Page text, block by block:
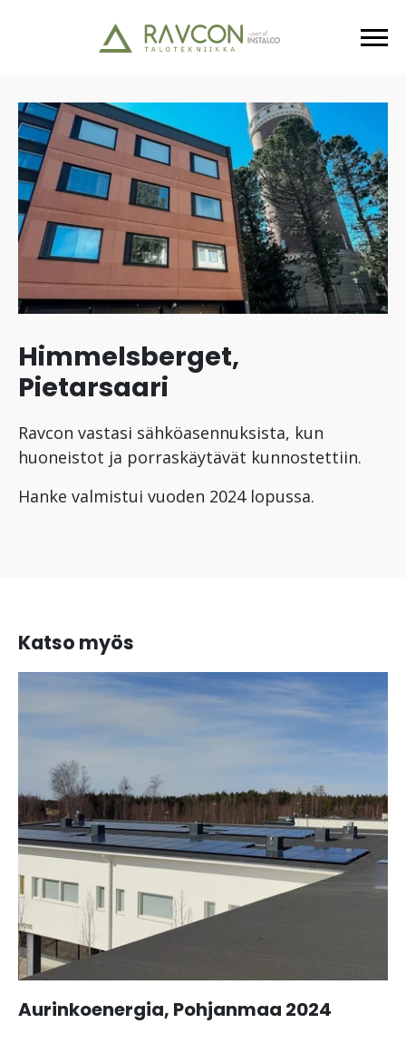
Himmelsberget,
Pietarsaari
Ravcon vastasi sähköasennuksista, kun
huoneistot ja porraskäytävät kunnostettiin.
Hanke valmistui vuoden 2024 lopussa.
Katso myös
Aurinkoenergia, Pohjanmaa 2024